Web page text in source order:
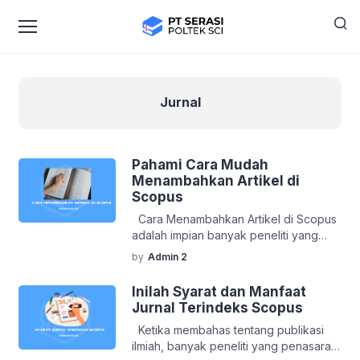
Jurnal
Pahami Cara Mudah
Menambahkan Artikel di
Scopus
Cara Menambahkan Artikel di Scopus
adalah impian banyak peneliti yang
ingin karyanya dibaca dan diakui di
seluruh penjuru dunia. Siapa sih yang
nggak mau? Nah, kalau kamu
penasaran gimana cara
mewujudkannya, yuk kita bahas lebih
dalam! Apa Itu Scopus Scopus
adalah salah satu database jurnal ilmiah
by Admin 2
Inilah Syarat dan Manfaat
Jurnal Terindeks Scopus
Ketika membahas tentang publikasi
ilmiah, banyak peneliti yang penasaran